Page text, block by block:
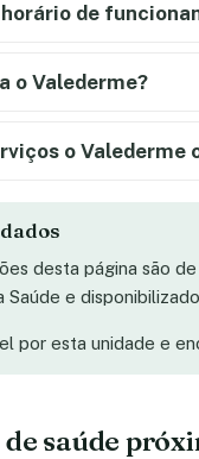
horário de
o Valederme?
o Valederme
desta página são
Saúde e
por esta unidade e
saúde